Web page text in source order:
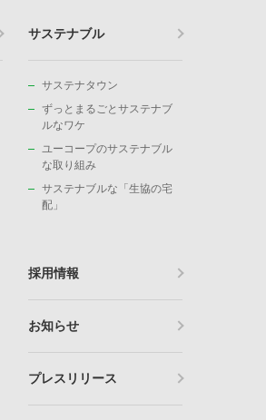
サステナブル
サステナタウン
ずっとまるごとサステナブ
ルなワケ
ユーコープのサステナブル
な取り組み
サステナブルな「生協の宅
配」
採用情報
お知らせ
プレスリリース